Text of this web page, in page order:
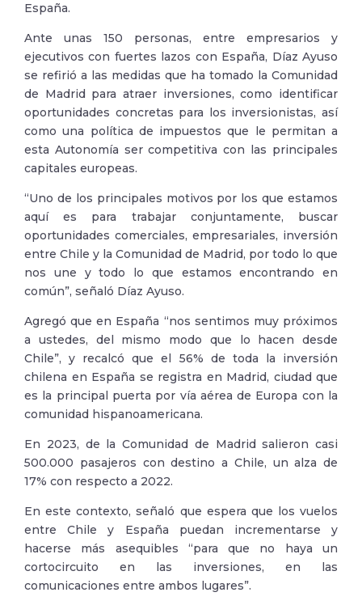
España.
Ante unas 150 personas, entre empresarios y
ejecutivos con fuertes lazos con España, Díaz Ayuso
se refirió a las medidas que ha tomado la Comunidad
de Madrid para atraer inversiones, como identificar
oportunidades concretas para los inversionistas, así
como una política de impuestos que le permitan a
esta Autonomía ser competitiva con las principales
capitales europeas.
“Uno de los principales motivos por los que estamos
aquí es para trabajar conjuntamente, buscar
oportunidades comerciales, empresariales, inversión
entre Chile y la Comunidad de Madrid, por todo lo que
nos une y todo lo que estamos encontrando en
común”, señaló Díaz Ayuso.
Agregó que en España “nos sentimos muy próximos
a ustedes, del mismo modo que lo hacen desde
Chile”, y recalcó que el 56% de toda la inversión
chilena en España se registra en Madrid, ciudad que
es la principal puerta por vía aérea de Europa con la
comunidad hispanoamericana.
En 2023, de la Comunidad de Madrid salieron casi
500.000 pasajeros con destino a Chile, un alza de
17% con respecto a 2022.
En este contexto, señaló que espera que los vuelos
entre Chile y España puedan incrementarse y
hacerse más asequibles “para que no haya un
cortocircuito en las inversiones, en las
comunicaciones entre ambos lugares”.